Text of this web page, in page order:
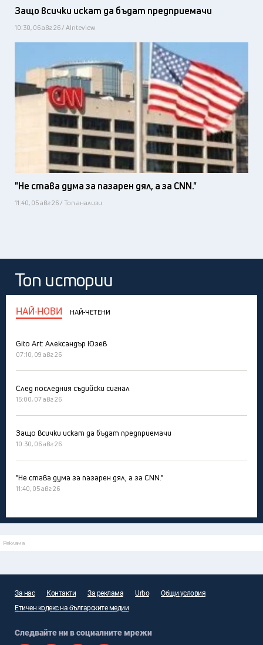
Защо всички искат да бъдат предприемачи
10:30, 06 авг 26 / AInteview
"Не става дума за пазарен дял, а за CNN."
11:40, 05 авг 26 / Топ анализи
Топ истории
НАЙ-НОВИ НАЙ-ЧЕТЕНИ
Gito Art: Александър Юзев
07:10, 09 авг 26
След последния съдийски сигнал
15:00, 07 авг 26
Защо всички искат да бъдат предприемачи
10:30, 06 авг 26
"Не става дума за пазарен дял, а за CNN."
11:40, 05 авг 26
Реклама
За нас Контакти За реклама Urbo
Общи условия
Етичен кодекс на българските медии
Следвайте ни в социалните мрежи